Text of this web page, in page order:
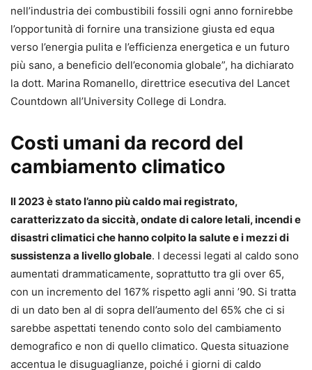
nell’industria dei combustibili fossili ogni anno fornirebbe
l’opportunità di fornire una transizione giusta ed equa
verso l’energia pulita e l’efficienza energetica e un futuro
più sano, a beneficio dell’economia globale”, ha dichiarato
la dott. Marina Romanello, direttrice esecutiva del Lancet
Countdown all’University College di Londra.
Costi umani da record del
cambiamento climatico
Il 2023 è stato l’anno più caldo mai registrato,
caratterizzato da siccità, ondate di calore letali, incendi e
disastri climatici che hanno colpito la salute e i mezzi di
sussistenza a livello globale. I decessi legati al caldo sono
aumentati drammaticamente, soprattutto tra gli over 65,
con un incremento del 167% rispetto agli anni ’90. Si tratta
di un dato ben al di sopra dell’aumento del 65% che ci si
sarebbe aspettati tenendo conto solo del cambiamento
demografico e non di quello climatico. Questa situazione
accentua le disuguaglianze, poiché i giorni di caldo